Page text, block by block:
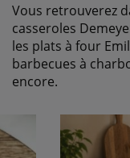
Vous retrouverez
casseroles
les plats à four
barbecues à
encore.